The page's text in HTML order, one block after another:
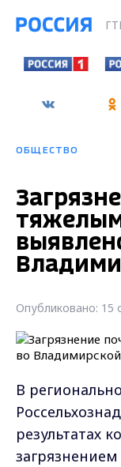
ОБЩЕСТВО
Опубликовано: 15
В
результатах